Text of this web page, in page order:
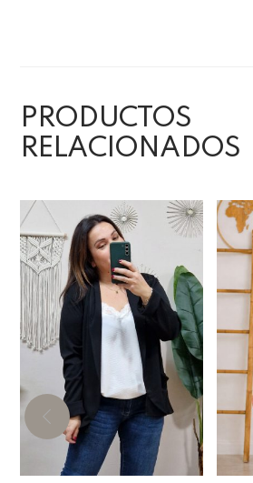
PRODUCTOS
RELACIONADOS